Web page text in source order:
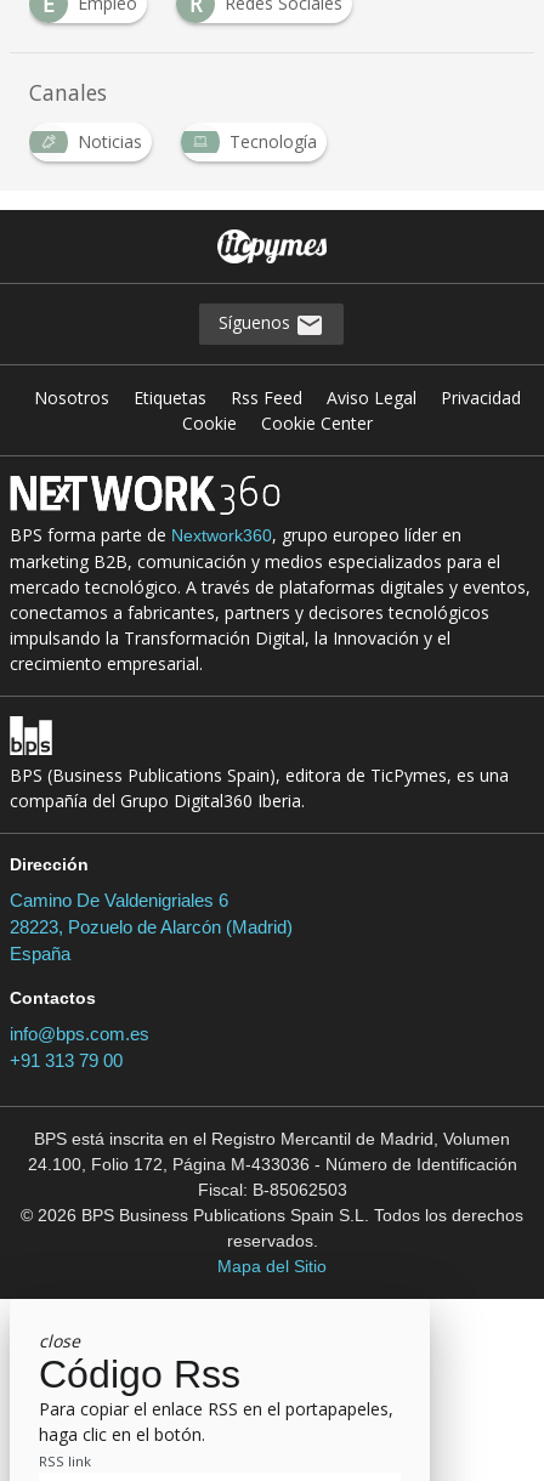
Canales
Noticias Tecnología
Síguenos
Nosotros Etiquetas Rss Feed Aviso Legal
Privacidad
Cookie
Cookie Center
BPS forma parte de Nextwork360, grupo europeo líder en
marketing B2B, comunicación y medios especializados para el
mercado tecnológico. A través de plataformas digitales y eventos,
conectamos a fabricantes, partners y decisores tecnológicos
impulsando la Transformación Digital, la Innovación y el
crecimiento empresarial.
BPS (Business Publications Spain), editora de TicPymes, es una
compañía del Grupo Digital360 Iberia.
Dirección
Camino De Valdenigriales 6
28223, Pozuelo de Alarcón (Madrid)
España
Contactos
info@bps.com.es
+91 313 79 00
BPS está inscrita en el Registro Mercantil de Madrid, Volumen
24.100, Folio 172, Página M-433036 - Número de Identificación
Fiscal: B-85062503
© 2026 BPS Business Publications Spain S.L. Todos los derechos
reservados.
Mapa del Sitio
close
Código Rss
Para copiar el enlace RSS en el portapapeles,
haga clic en el botón.
RSS link